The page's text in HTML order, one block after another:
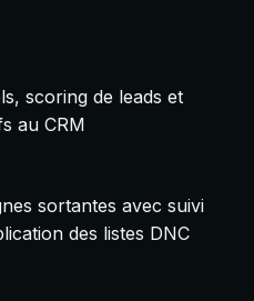
scoring de leads et
au CRM
sortantes avec suivi
des listes DNC